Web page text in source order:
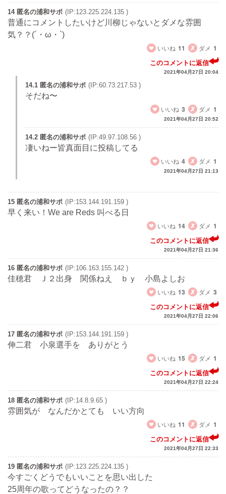
14 匿名の浦和サポ (IP:123.225.224.135 )
普通にコメントしたいけど川柳じゃないとダメな雰囲
気？？(´・ω・`)
いいね 11 ダメ 1
このコメントに返信
2021年04月27日 20:04
14.1 匿名の浦和サポ (IP:60.73.217.53 )
そだね〜
いいね 3 ダメ 1
2021年04月27日 20:52
14.2 匿名の浦和サポ (IP:49.97.108.56 )
凄いねー皆真面目に投稿してる
いいね 4 ダメ 1
2021年04月27日 21:13
15 匿名の浦和サポ (IP:153.144.191.159 )
早く来い！We are Reds 叫べる日
いいね 14 ダメ 1
このコメントに返信
2021年04月27日 21:36
16 匿名の浦和サポ (IP:106.163.155.142 )
佳穂君 Ｊ２出身 関係ねえ ｂｙ 小島よしお
いいね 13 ダメ 3
このコメントに返信
2021年04月27日 22:06
17 匿名の浦和サポ (IP:153.144.191.159 )
伸二君 小泉選手を ありがとう
いいね 15 ダメ 1
このコメントに返信
2021年04月27日 22:24
18 匿名の浦和サポ (IP:14.8.9.65 )
雰囲気が なんだかとても いい方向
いいね 11 ダメ 1
このコメントに返信
2021年04月27日 22:33
19 匿名の浦和サポ (IP:123.225.224.135 )
今すごくどうでもいいことを思い出した
25周年の歌ってどうなったの？？